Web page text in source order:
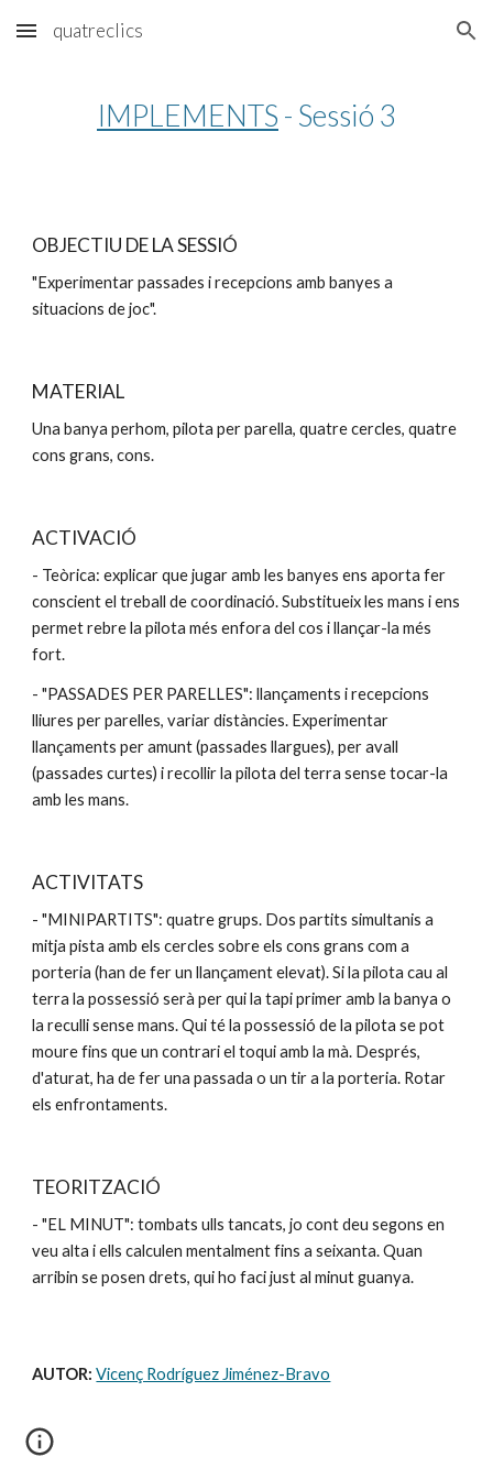
Skip to main content Skip to navigation
quatreclics
IMPLEMENTS - Sessió 3
OBJECTIU DE LA SESSIÓ
"Experimentar passades i recepcions amb banyes a
situacions de joc".
MATERIAL
Una banya perhom, pilota per parella, quatre cercles, quatre
cons grans, cons.
ACTIVACIÓ
- Teòrica: explicar que jugar amb les banyes ens aporta fer
conscient el treball de coordinació. Substitueix les mans i ens
permet rebre la pilota més enfora del cos i llançar-la més
fort.
- "PASSADES PER PARELLES": llançaments i recepcions
lliures per parelles, variar distàncies. Experimentar
llançaments per amunt (passades llargues), per avall
(passades curtes) i recollir la pilota del terra sense tocar-la
amb les mans.
ACTIVITATS
- "MINIPARTITS": quatre grups. Dos partits simultanis a
mitja pista amb els cercles sobre els cons grans com a
porteria (han de fer un llançament elevat). Si la pilota cau al
terra la possessió serà per qui la tapi primer amb la banya o
la reculli sense mans. Qui té la possessió de la pilota se pot
moure fins que un contrari el toqui amb la mà. Després,
d'aturat, ha de fer una passada o un tir a la porteria. Rotar
els enfrontaments.
TEORITZACIÓ
- "EL MINUT": tombats ulls tancats, jo cont deu segons en
veu alta i ells calculen mentalment fins a seixanta. Quan
arribin se posen drets, qui ho faci just al minut guanya.
AUTOR: Vicenç Rodríguez Jiménez-Bravo